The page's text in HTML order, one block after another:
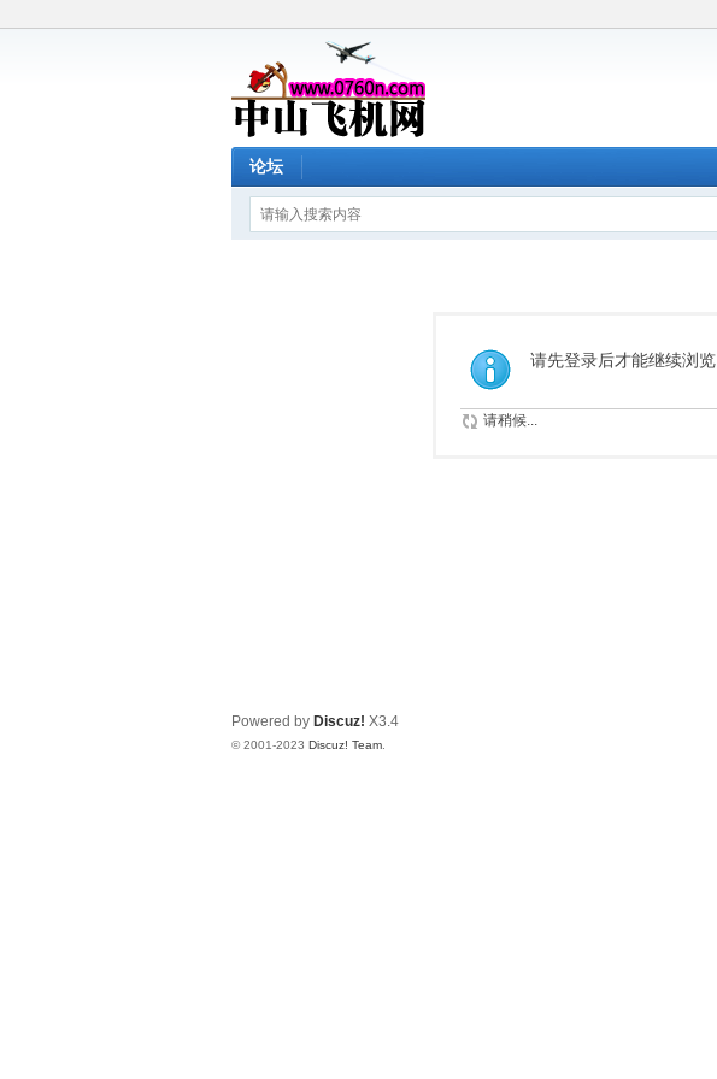
论坛
请先登录后才能继续浏览
请稍候...
Powered by Discuz! X3.4
© 2001-2023 Discuz! Team